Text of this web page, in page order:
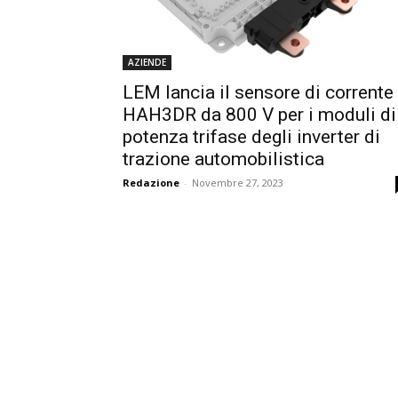
AZIENDE
LEM lancia il sensore di corrente
HAH3DR da 800 V per i moduli di
potenza trifase degli inverter di
trazione automobilistica
Redazione - Novembre 27, 2023